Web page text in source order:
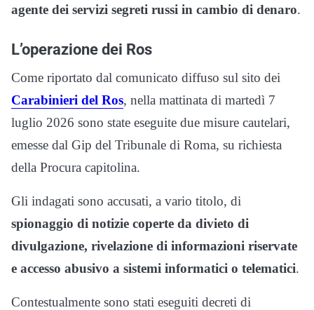
agente dei servizi segreti russi in cambio di denaro.
L’operazione dei Ros
Come riportato dal comunicato diffuso sul sito dei
Carabinieri del Ros, nella mattinata di martedì 7
luglio 2026 sono state eseguite due misure cautelari,
emesse dal Gip del Tribunale di Roma, su richiesta
della Procura capitolina.
Gli indagati sono accusati, a vario titolo, di
spionaggio di notizie coperte da divieto di
divulgazione, rivelazione di informazioni riservate
e accesso abusivo a sistemi informatici o telematici.
Contestualmente sono stati eseguiti decreti di